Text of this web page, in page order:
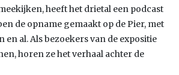
heeft het drietal een podcast
de opname gemaakt op de Pier, met
en al. Als bezoekers van de expositie
horen ze het verhaal achter de